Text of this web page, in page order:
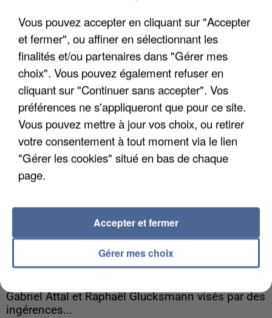
Un second cadre de la DZ Mafia interpellé en
Algérie
Un cofondateur du réseau avait été interpellé
quelques jours plus tôt.
Gabriel Attal et Raphaël Glucksmann visés par des
ingérences...
Vous pouvez accepter en cliquant sur "Accepter
et fermer", ou affiner en sélectionnant les
finalités et/ou partenaires dans "Gérer mes
choix". Vous pouvez également refuser en
cliquant sur "Continuer sans accepter". Vos
préférences ne s'appliqueront que pour ce site.
Vous pouvez mettre à jour vos choix, ou retirer
votre consentement à tout moment via le lien
"Gérer les cookies" situé en bas de chaque
page.
Gérer mes choix
Accepter et fermer